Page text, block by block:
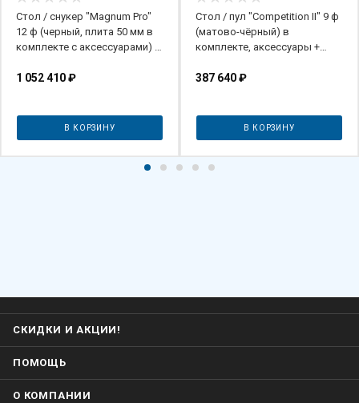
Стол / снукер "Magnum Pro"
12 ф (черный, плита 50 мм в
комплекте с аксессуарами) с
1 052 410₽
В КОРЗИНУ
Стол / пул "Competition II" 9 ф
(матово-чёрный) в
комплекте, аксессуары +
387 640₽
В КОРЗИНУ
СКИДКИ И АКЦИИ!
ПОМОЩЬ
О КОМПАНИИ